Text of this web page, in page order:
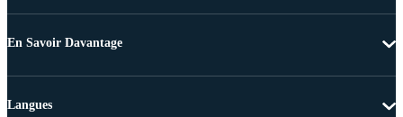
En Savoir Davantage
Langues